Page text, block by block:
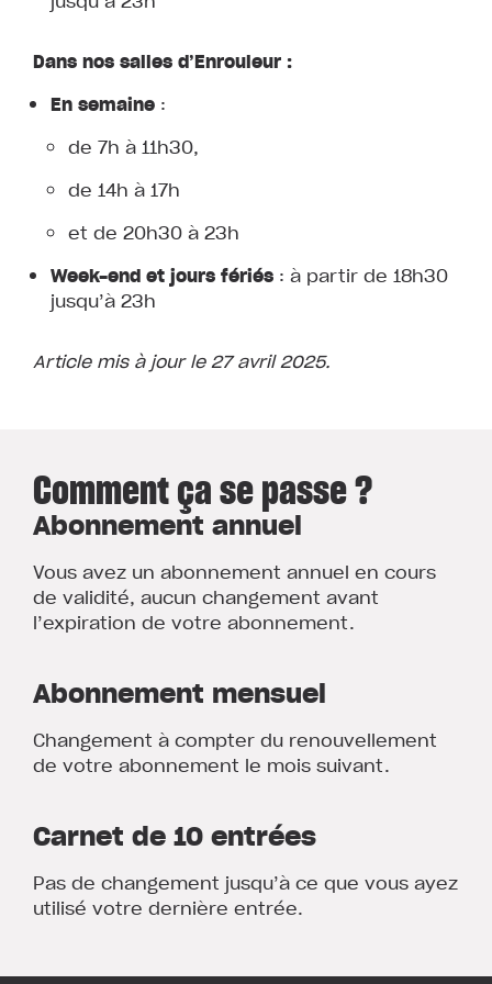
Dans nos salles d’Enrouleur :
En semaine :
de 7h à 11h30,
de 14h à 17h
et de 20h30 à 23h
Week-end et jours fériés : à partir de 18h30
jusqu’à 23h
Article mis à jour le 27 avril 2025.
Comment ça se passe ?
Abonnement annuel
Vous avez un abonnement annuel en cours
de validité, aucun changement avant
l’expiration de votre abonnement.
Abonnement mensuel
Changement à compter du renouvellement
de votre abonnement le mois suivant.
Carnet de 10 entrées
Pas de changement jusqu’à ce que vous ayez
utilisé votre dernière entrée.